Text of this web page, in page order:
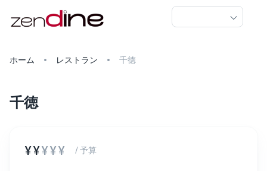
ホーム レストラン 千徳
千徳
¥¥¥¥¥ / 予算